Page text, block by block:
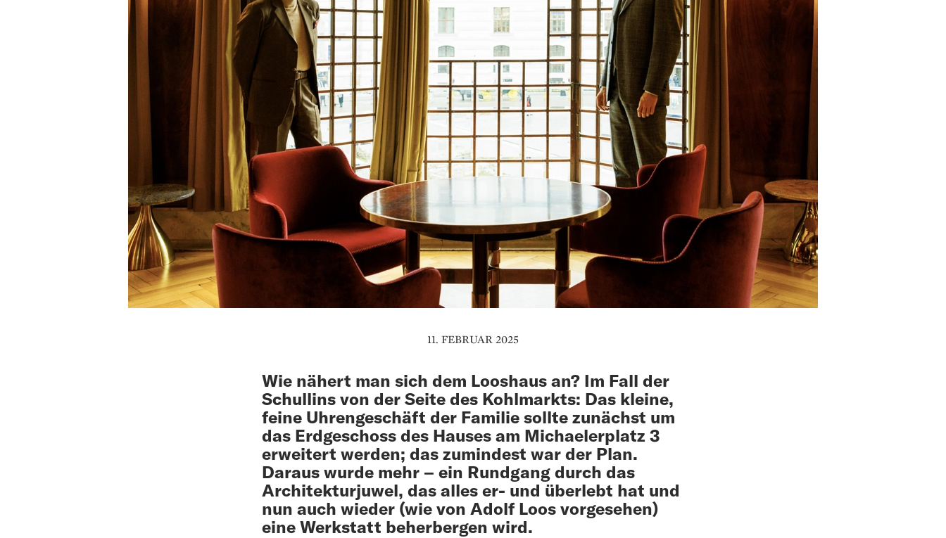
11. FEBRUAR 2025
Wie nähert man sich dem Looshaus an? Im Fall der
Schullins von der Seite des Kohlmarkts: Das kleine,
feine Uhrengeschäft der Familie sollte zunächst um
das Erdgeschoss des Hauses am Michaelerplatz 3
erweitert werden; das zumindest war der Plan.
Daraus wurde mehr – ein Rundgang durch das
Architekturjuwel, das alles er- und überlebt hat und
nun auch wieder (wie von Adolf Loos vorgesehen)
eine Werkstatt beherbergen wird.